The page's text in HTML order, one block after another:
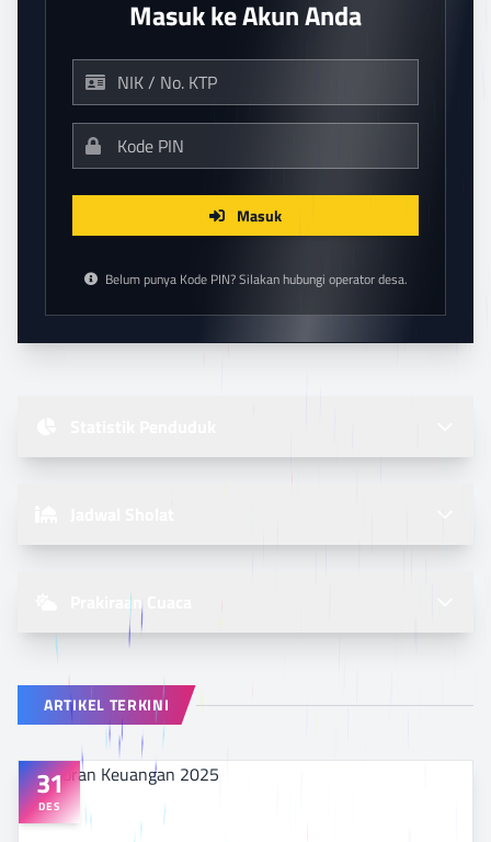
Masuk ke Akun Anda
Masuk
Belum punya Kode PIN? Silakan hubungi operator desa.
Prakiraan Cuaca
ARTIKEL TERKINI
31
DES